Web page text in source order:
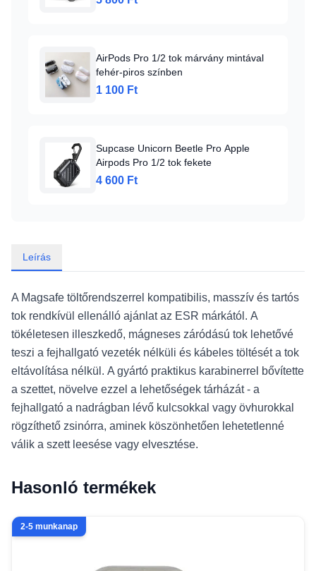
AirPods Pro 1/2 tok márvány mintával
fehér-piros színben
1 100 Ft
Supcase Unicorn Beetle Pro Apple
Airpods Pro 1/2 tok fekete
4 600 Ft
Leírás
A Magsafe töltőrendszerrel kompatibilis, masszív és tartós
tok rendkívül ellenálló ajánlat az ESR márkától. A
tökéletesen illeszkedő, mágneses záródású tok lehetővé
teszi a fejhallgató vezeték nélküli és kábeles töltését a tok
eltávolítása nélkül. A gyártó praktikus karabinerrel bővítette
a szettet, növelve ezzel a lehetőségek tárházát - a
fejhallgató a nadrágban lévő kulcsokkal vagy övhurokkal
rögzíthető zsinórra, aminek köszönhetően lehetetlenné
válik a szett leesése vagy elvesztése.
Hasonló termékek
2-5 munkanap